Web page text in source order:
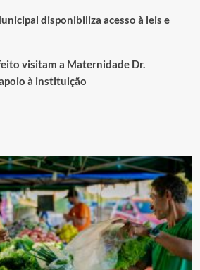
disponibiliza acesso à leis e
visitam a Maternidade Dr.
à instituição